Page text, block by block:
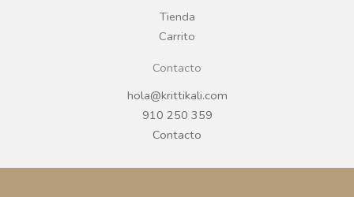
Tienda
Carrito
Contacto
hola@krittikali.com
910 250 359
Contacto